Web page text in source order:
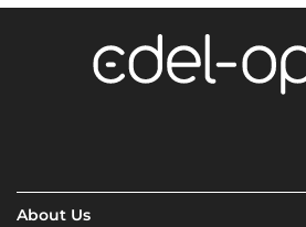
About Us